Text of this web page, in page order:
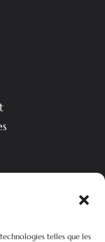
telles que les